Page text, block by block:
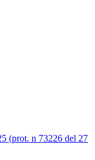
n 73226 del 27